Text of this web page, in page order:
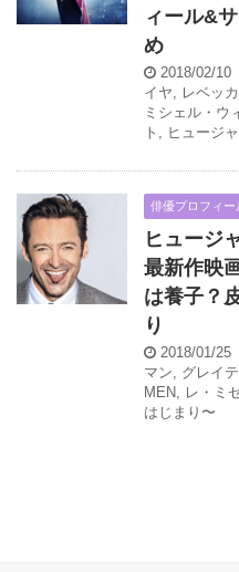
ィール&
め
2018/02/10
イヤ
レベッ
ミシェル・ウ
ト
ヒュージ
俳優プロフィー
ヒュージ
最新作映
は養子？
り
2018/01/25
マン
グレイ
MEN
レ・ミ
はじまり〜